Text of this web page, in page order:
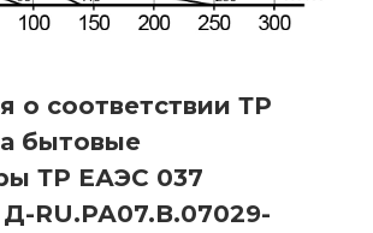
о соответствии ТР
бытовые
ТР ЕАЭС 037
RU.РА07.В.07029-